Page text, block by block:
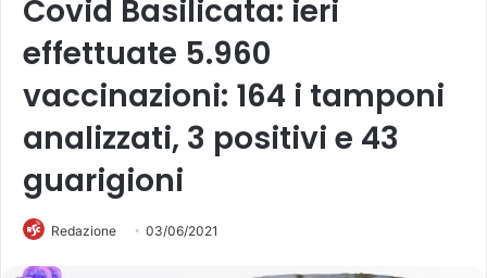
Covid Basilicata: ieri
effettuate 5.960
vaccinazioni: 164 i tamponi
analizzati, 3 positivi e 43
guarigioni
Redazione 03/06/2021